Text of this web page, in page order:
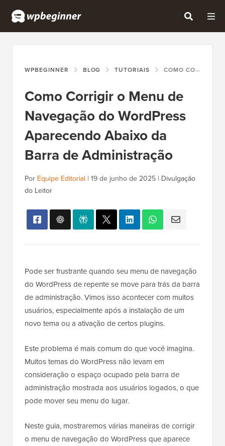
WPBEGINNER BLOG TUTORIAIS COMO CORRIGIR O MENU DE NAVEGAÇÃO DO WORDPRESS APARECENDO ABAIXO DA BARRA DE ADMINISTRAÇÃO
Como Corrigir o Menu de
Navegação do WordPress
Aparecendo Abaixo da
Barra de Administração
Por Equipe Editorial | 19 de junho de 2025 | Divulgação
do Leitor
Pode ser frustrante quando seu menu de navegação
do WordPress de repente se move para trás da barra
de administração. Vimos isso acontecer com muitos
usuários, especialmente após a instalação de um
novo tema ou a ativação de certos plugins.
Este problema é mais comum do que você imagina.
Muitos temas do WordPress não levam em
consideração o espaço ocupado pela barra de
administração mostrada aos usuários logados, o que
pode mover seu menu do lugar.
Neste guia, mostraremos várias maneiras de corrigir
o menu de navegação do WordPress que aparece